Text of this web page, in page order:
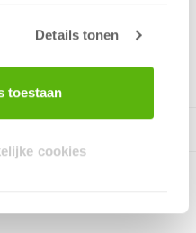
Details tonen
toestaan
cookies